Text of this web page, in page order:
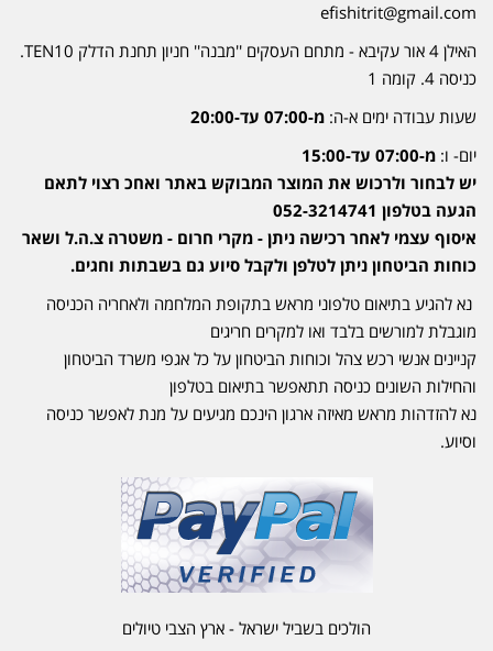
efishitrit@gmail.com
האילן 4 אור עקיבא - מתחם העסקים ''מבנה'' חניון תחנת הדלק TEN10.
כניסה 4. קומה 1
שעות עבודה ימים א-ה: מ-07:00 עד-20:00
יום- ו: מ-07:00 עד-15:00
יש לבחור ולרכוש את המוצר המבוקש באתר ואחכ רצוי לתאם
הגעה בטלפון 052-3214741
איסוף עצמי לאחר רכישה ניתן - מקרי חרום - משטרה צ.ה.ל ושאר
כוחות הביטחון ניתן לטלפן ולקבל סיוע גם בשבתות וחגים.
נא להגיע בתיאום טלפוני מראש בתקופת המלחמה ולאחריה הכניסה
מוגבלת למורשים בלבד ואו למקרים חריגים
קניינים אנשי רכש צהל וכוחות הביטחון על כל אגפי משרד הביטחון
והחילות השונים כניסה תתאפשר בתיאום בטלפון
נא להזדהות מראש מאיזה ארגון הינכם מגיעים על מנת לאפשר כניסה
וסיוע.
הולכים בשביל ישראל - ארץ הצבי טיולים